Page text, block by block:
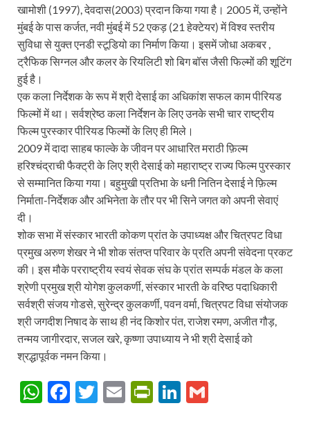
खामोशी (1997), देवदास(2003) प्रदान किया गया है। 2005 में, उन्होंने
मुंबई के पास कर्जत, नवी मुंबई में 52 एकड़ (21 हेक्टेयर) में विश्व स्तरीय
सुविधा से युक्त एनडी स्टूडियो का निर्माण किया। इसमें जोधा अकबर ,
ट्रैफिक सिग्नल और कलर के रियलिटी शो बिग बॉस जैसी फिल्मों की शूटिंग
हुई है।
एक कला निर्देशक के रूप में श्री देसाई का अधिकांश सफल काम पीरियड
फिल्मों में था। सर्वश्रेष्ठ कला निर्देशन के लिए उनके सभी चार राष्ट्रीय
फिल्म पुरस्कार पीरियड फिल्मों के लिए ही मिले।
2009 में दादा साहब फाल्के के जीवन पर आधारित मराठी फ़िल्म
हरिश्चंद्राची फैक्ट्री के लिए श्री देसाई को महाराष्ट्र राज्य फिल्म पुरस्कार
से सम्मानित किया गया। बहुमुखी प्रतिभा के धनी नितिन देसाई ने फ़िल्म
निर्माता-निर्देशक और अभिनेता के तौर पर भी सिने जगत को अपनी सेवाएं
दी।
शोक सभा में संस्कार भारती कोकण प्रांत के उपाध्यक्ष और चित्रपट विधा
प्रमुख अरुण शेखर ने भी शोक संतप्त परिवार के प्रति अपनी संवेदना प्रकट
की। इस मौके परराष्ट्रीय स्वयं सेवक संघ के प्रांत सम्पर्क मंडल के कला
श्रेणी प्रमुख श्री योगेश कुलकर्णी, संस्कार भारती के वरिष्ठ पदाधिकारी
सर्वश्री संजय गोडसे, सुरेन्द्र कुलकर्णी, पवन वर्मा, चित्रपट विधा संयोजक
श्री जगदीश निषाद के साथ ही नंद किशोर पंत, राजेश रमण, अजीत गौड़,
तन्मय जागीरदार, सजल खरे, कृष्णा उपाध्याय ने भी श्री देसाई को
श्रद्धापूर्वक नमन किया।
W F
T
E
P
Li